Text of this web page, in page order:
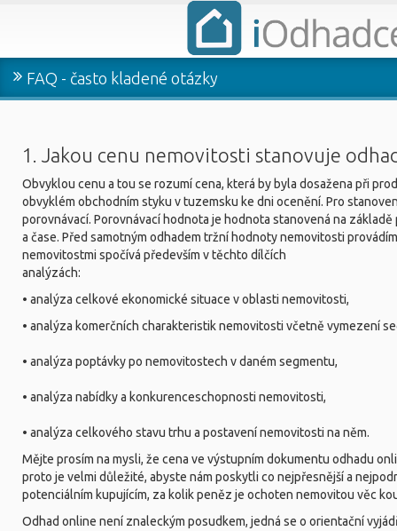
FAQ - často kladené otázky
1. Jakou cenu nemovitosti stanovuje
Obvyklou cenu a tou se rozumí cena, která by byla dosažena při
obvyklém obchodním styku v tuzemsku ke dni ocenění. Pro
porovnávací. Porovnávací hodnota je hodnota stanovená na
a čase. Před samotným odhadem tržní hodnoty nemovitosti
nemovitostmi spočívá především v těchto dílčích
analýzách:
• analýza celkové ekonomické situace v oblasti nemovitosti,
• analýza komerčních charakteristik nemovitosti včetně vymezení
• analýza poptávky po nemovitostech v daném segmentu,
• analýza nabídky a konkurenceschopnosti nemovitosti,
• analýza celkového stavu trhu a postavení nemovitosti na něm.
Mějte prosím na mysli, že cena ve výstupním dokumentu odhadu
proto je velmi důležité, abyste nám poskytli co nejpřesnější a
potenciálním kupujícím, za kolik peněz je ochoten nemovitou věc
Odhad online není znaleckým posudkem, jedná se o orientační